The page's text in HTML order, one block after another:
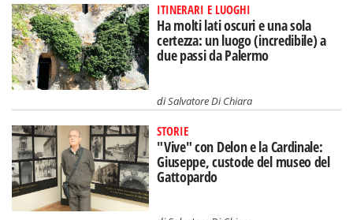
ITINERARI E LUOGHI
Ha molti lati oscuri e una sola
certezza: un luogo (incredibile) a
due passi da Palermo
diSalvatore Di Chiara
STORIE
"Vive" con Delon e la Cardinale:
Giuseppe, custode del museo del
Gattopardo